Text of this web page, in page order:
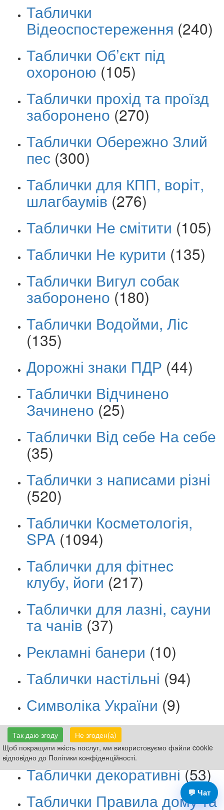
Так даю згоду
Не згоден(а)
Щоб покращити якість послуг, ми використовуємо файли cookie
відповідно до Політики конфіденційності.
Таблички
Відеоспостереження (240)
Таблички Об’єкт під
охороною (105)
Таблички прохід та проїзд
заборонено (270)
Таблички Обережно Злий
пес (300)
Таблички для КПП, воріт,
шлагбаумів (276)
Таблички Не смітити (105)
Таблички Не курити (135)
Таблички Вигул собак
заборонено (180)
Таблички Водойми, Ліс
(135)
Дорожні знаки ПДР (44)
Таблички Відчинено
Зачинено (25)
Таблички Від себе На себе
(35)
Таблички з написами різні
(520)
Таблички Косметологія,
SPA (1094)
Таблички для фітнес
клубу, йоги (217)
Таблички для лазні, сауни
та чанів (37)
Рекламні банери (10)
Таблички настільні (94)
Символіка України (9)
Таблички для рибалок і
мисливців(25)
Таблички декоративні(53)
Таблички Правила дому та
💬 Чат